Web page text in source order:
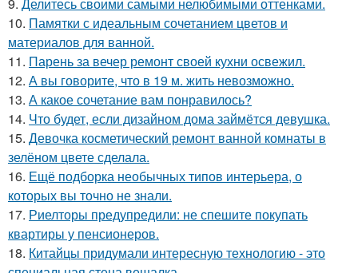
10. Памятки с идеальным сочетанием цветов и
материалов для ванной.
11. Парень за вечер ремонт своей кухни освежил.
12. А вы говорите, что в 19 м. жить невозможно.
13. А какое сочетание вам понравилось?
14. Что будет, если дизайном дома займётся девушка.
15. Девочка косметический ремонт ванной комнаты в
зелёном цвете сделала.
16. Ещё подборка необычных типов интерьера, о
которых вы точно не знали.
17. Риелторы предупредили: не спешите покупать
квартиры у пенсионеров.
18. Китайцы придумали интересную технологию - это